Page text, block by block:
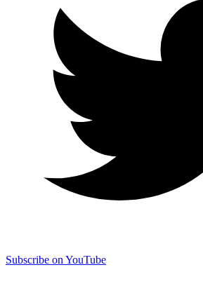
Subscribe on YouTube